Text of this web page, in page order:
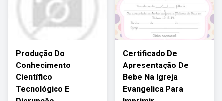
Produção Do
Conhecimento
Científico
Tecnológico E
Certificado De
Apresentação De
Bebe Na Igreja
Evangelica Para